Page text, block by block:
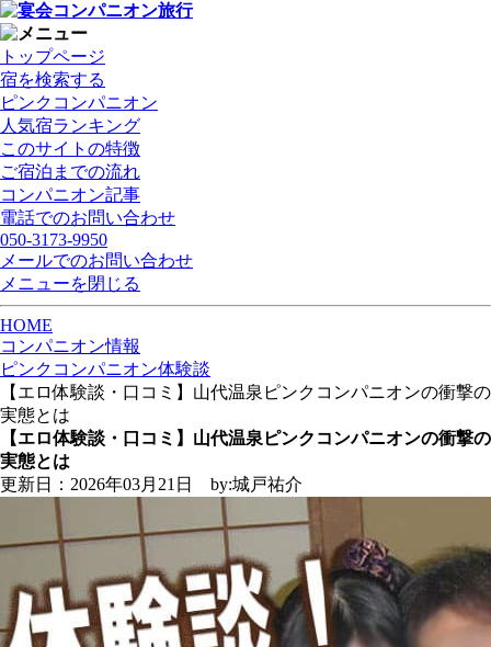
トップページ
宿を検索する
ピンクコンパニオン
人気宿ランキング
このサイトの特徴
ご宿泊までの流れ
コンパニオン記事
電話でのお問い合わせ
050-3173-9950
メールでのお問い合わせ
メニューを閉じる
HOME
コンパニオン情報
ピンクコンパニオン体験談
【エロ体験談・口コミ】山代温泉ピンクコンパニオンの衝撃の
実態とは
【エロ体験談・口コミ】山代温泉ピンクコンパニオンの衝撃の
実態とは
更新日：2026年03月21日 by:城戸祐介